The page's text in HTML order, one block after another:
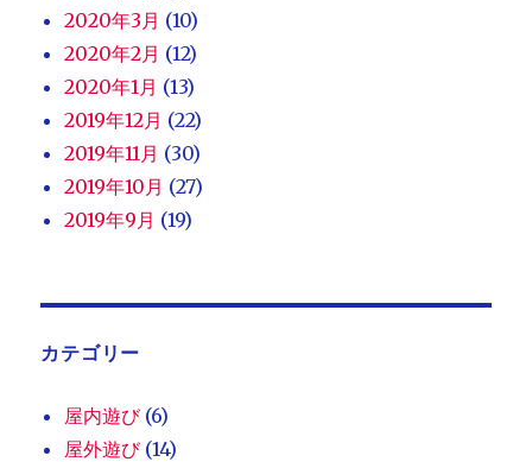
2020年3月 (10)
2020年2月 (12)
2020年1月 (13)
2019年12月 (22)
2019年11月 (30)
2019年10月 (27)
2019年9月 (19)
カテゴリー
屋内遊び(6)
屋外遊び(14)